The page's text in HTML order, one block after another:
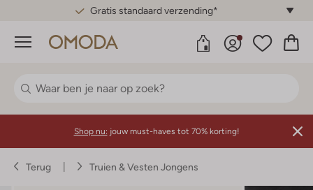
Gratis standaard verzending*
Menu
Shop nu: jouw must-haves tot 70% korting!
Terug Truien & Vesten Jongens